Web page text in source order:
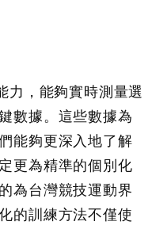
力，能夠實時測量選
數據。這些數據為
能夠更深入地了解
更為精準的個別化
為台灣競技運動界
的訓練方法不僅使